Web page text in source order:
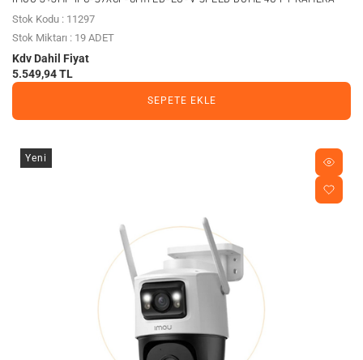
Stok Kodu : 11297
Stok Miktarı : 19 ADET
Kdv Dahil Fiyat
5.549,94 TL
SEPETE EKLE
Yeni